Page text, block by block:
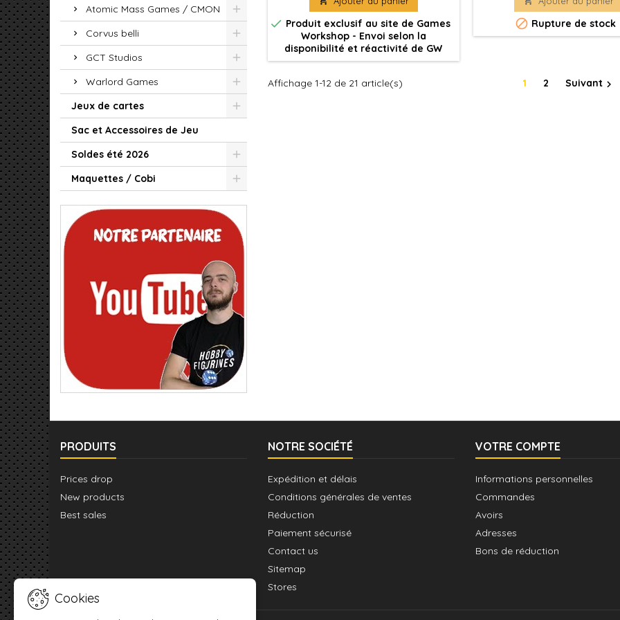
Atomic Mass Games / CMON
Corvus belli
GCT Studios
Warlord Games
Jeux de cartes
Sac et Accessoires de Jeu
Soldes été 2026
Maquettes / Cobi
Cette miniature est fournie non peinte
et nécessite un assemblage.
 Produit exclusif au site de Games
Workshop - Envoi selon la
disponibilité et réactivité de GW
 Rupture de stock
Affichage 1-12 de 21 article(s) 1 2 Suivant
PRODUITS
Prices drop
New products
Best sales
NOTRE SOCIÉTÉ
Expédition et délais
Conditions générales de ventes
Réduction
Paiement sécurisé
Contact us
Sitemap
Stores
VOTRE COMPTE
Informations personnelles
Commandes
Avoirs
Adresses
Bons de réduction
Cookies